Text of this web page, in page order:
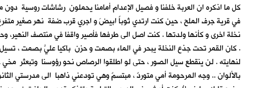
كل ما اذكره ان العربة خلفنا و فصيل الإعدام أمامنا يحملون رشاشات روسية
في قرية جرف الملح، حين كنت ارتدي ثوباً ابيضَ و اجري قرب ضفة نهر صغير
نخلة اخرى و كأنها ولدتها . كنت اصل الى طرفها فأصير واقفا في منتصف
. كان القمر تحت جذع النخلة يبحر في الماء بصمت و حزن باكيا عليَّ بصمت ،
لنهايته . لن ينقطع سيل الصور ، حتى لو اطلقوا الرصاص نحو رؤوسنا
بالألوان .. وجه المرحومة أمي متوردٌ ، مبتسمٌ وهي تودعني ذاهبا الى مدرستي